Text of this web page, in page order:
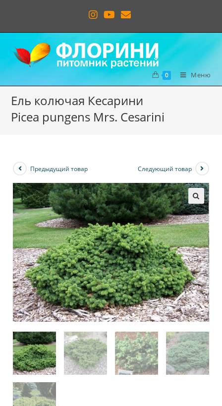
0 Меню
Ель колючая Кесарини
Picea pungens Mrs. Cesarini
Предыдущий товар Следующий товар
🔍